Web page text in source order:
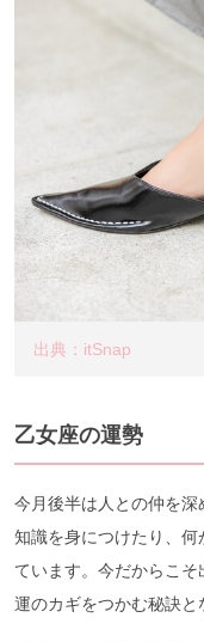
出典：itSnap
乙女座の運勢
今月後半は人との仲を深
知識を身につけたり、
ています。今だからこ
運のカギをつかむ秘訣と